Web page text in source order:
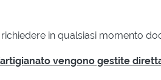
in qualsiasi momento
vengono gestite